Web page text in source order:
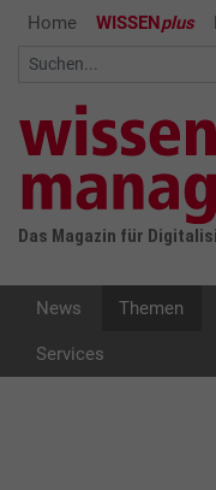
Home WISSENplus
Das Magazin für
News Themen
Services